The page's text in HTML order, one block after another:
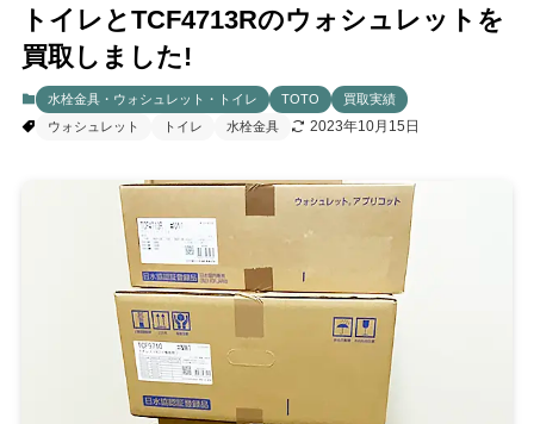
トイレとTCF4713Rのウォシュレットを
買取しました!
水栓金具・ウォシュレット・トイレ TOTO
買取実績
ウォシュレット
トイレ 水栓金具 2023年10月15日